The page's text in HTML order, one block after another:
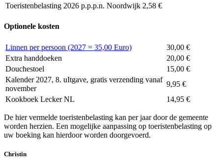
Toeristenbelasting 2026 p.p.p.n. Noordwijk 2,58 €
Optionele kosten
Linnen per persoon (2027 = 35,00 Euro)
30,00 €
Extra handdoeken
20,00 €
Douchestoel
15,00 €
Kalender 2027, 8. uItgave, gratis verzending vanaf
november
9,95 €
Kookboek Lecker NL
14,95 €
De hier vermelde toeristenbelasting kan per jaar door de gemeente
worden herzien. Een mogelijke aanpassing op toeristenbelasting op
uw boeking kan hierdoor worden doorgevoerd.
Christin